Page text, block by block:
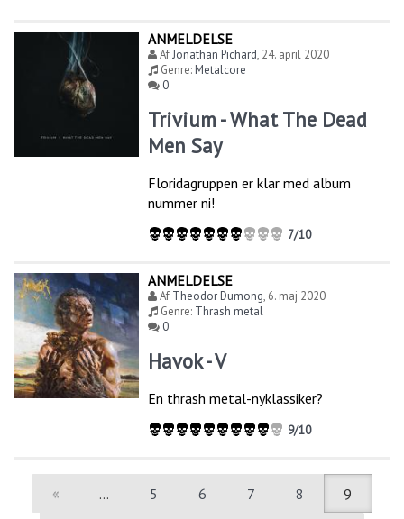
ANMELDELSE
AfJonathan Pichard, 24. april 2020
Genre:Metalcore
0
Trivium - What The Dead
Men Say
Floridagruppen er klar med album
nummer ni!
7/10
ANMELDELSE
Af Theodor Dumong, 6. maj 2020
Genre: Thrash metal
0
Havok - V
En thrash metal-nyklassiker?
9/10
« … 5 6 7 8 9